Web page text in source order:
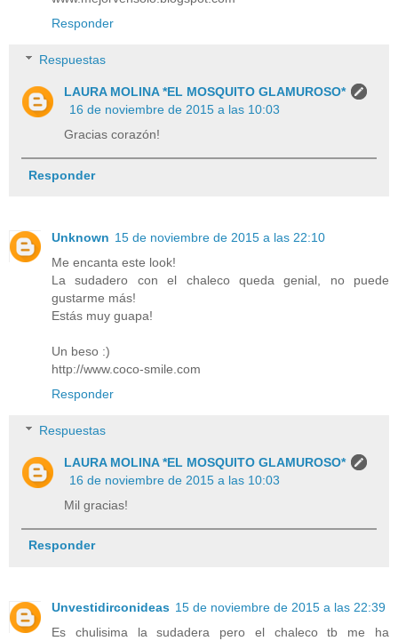
Responder
Respuestas
LAURA MOLINA *EL MOSQUITO GLAMUROSO*
16 de noviembre de 2015 a las 10:03
Gracias corazón!
Responder
Unknown 15 de noviembre de 2015 a las 22:10
Me encanta este look!
La sudadero con el chaleco queda genial, no puede
gustarme más!
Estás muy guapa!
Un beso :)
http://www.coco-smile.com
Responder
Respuestas
LAURA MOLINA *EL MOSQUITO GLAMUROSO*
16 de noviembre de 2015 a las 10:03
Mil gracias!
Responder
Unvestidirconideas 15 de noviembre de 2015 a las 22:39
Es chulisima la sudadera pero el chaleco tb me ha